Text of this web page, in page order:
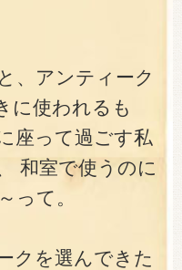
、アンティーク
に使われるも
座って過ごす私
和室で使うのに
って。
クを選んできた